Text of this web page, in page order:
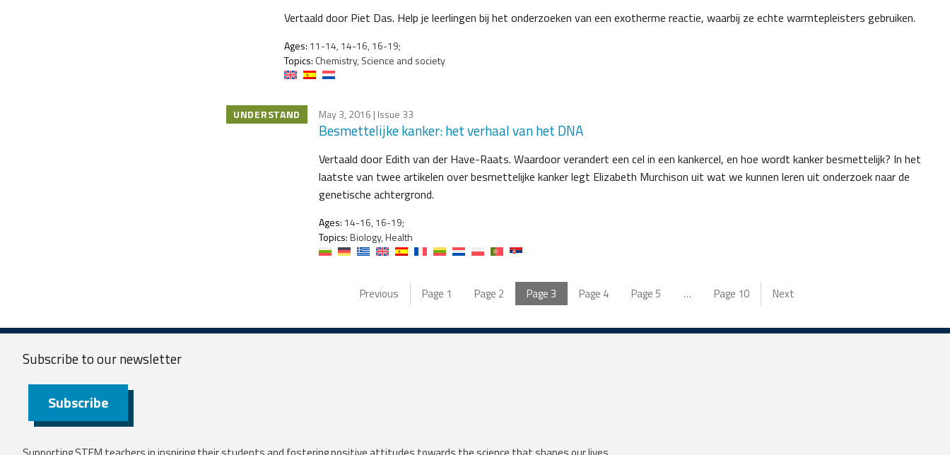
Vertaald door Piet Das. Help je leerlingen bij het onderzoeken van een exotherme reactie, waarbij ze echte warmtepleisters gebruiken.
Ages: 11-14, 14-16, 16-19;
Topics: Chemistry, Science and society
UNDERSTAND May 3, 2016 | Issue 33
Besmettelijke kanker: het verhaal van het DNA
Vertaald door Edith van der Have-Raats. Waardoor verandert een cel in een kankercel, en hoe wordt kanker besmettelijk? In het
laatste van twee artikelen over besmettelijke kanker legt Elizabeth Murchison uit wat we kunnen leren uit onderzoek naar de
genetische achtergrond.
Ages: 14-16, 16-19;
Topics:Biology, Health
Previous Page 1 Page 2 Page3 Page 4 Page5 … Page 10 Next
Subscribe to ournewsletter
Subscribe